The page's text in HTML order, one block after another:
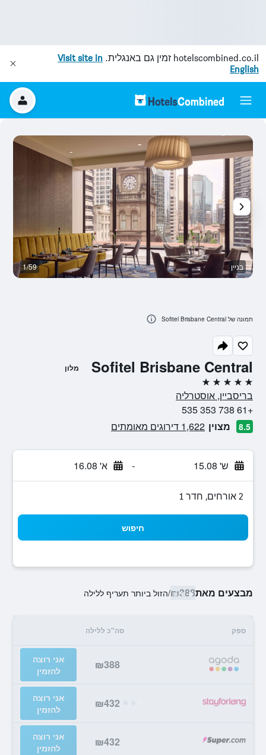
hotelscombined.co.il זמין גם באנגלית. Visit site in
English
Sofitel Brisbane Central מלון
5 כוכבים
בריסביין, אוסטרליה
+61 738 353 535
8.5 מצוין 1,622 דירוגים מאומתים
ש' 15.08 - א' 16.08
2 אורחים, חדר 1
חיפוש
מבצעים מאת₪388
/הזול ביותר תעריף ללילה
ספק סה"כ ללילה
₪388
אני רוצה
להזמין
₪432
אני רוצה
להזמין
₪432
אני רוצה
להזמין
בניין 1/59
תמונה של Sofitel Brisbane Central